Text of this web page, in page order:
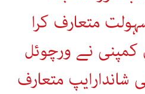
متعارف کرا
نے ورچوئل
شاندارایپ متعارف